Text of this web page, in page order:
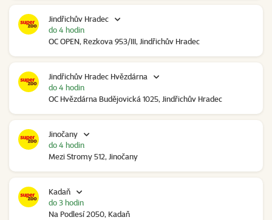
Jindřichův Hradec
OC OPEN, Rezkova 953/III, Jindřichův Hradec
do 4 hodin
Jindřichův Hradec Hvězdárna
OC Hvězdárna Budějovická 1025, Jindřichův Hradec
do 4 hodin
Jinočany
Mezi Stromy 512, Jinočany
do 4 hodin
Kadaň
Na Podlesí 2050, Kadaň
do 3 hodin